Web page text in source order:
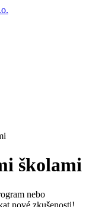
školami
nebo
nové zkušenosti!